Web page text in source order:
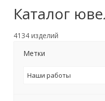
Каталог
4134 изделий
Метки
Наши работы